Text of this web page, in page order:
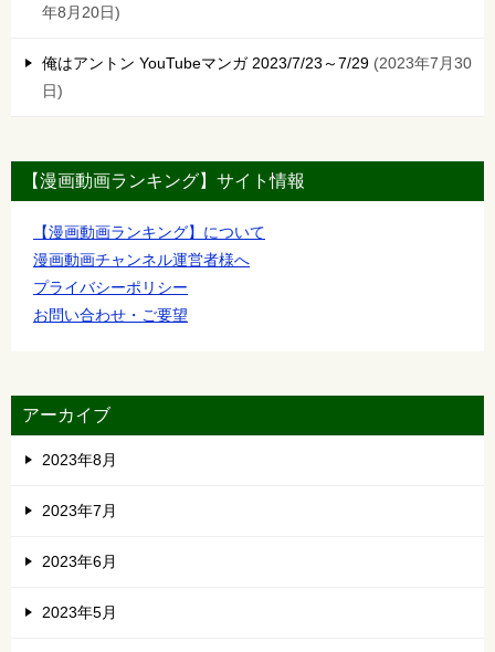
年8月20日
俺はアントン YouTubeマンガ 2023/7/23～7/29
2023年7月30
日
【漫画動画ランキング】サイト情報
【漫画動画ランキング】について
漫画動画チャンネル運営者様へ
プライバシーポリシー
お問い合わせ・ご要望
アーカイブ
2023年8月
2023年7月
2023年6月
2023年5月